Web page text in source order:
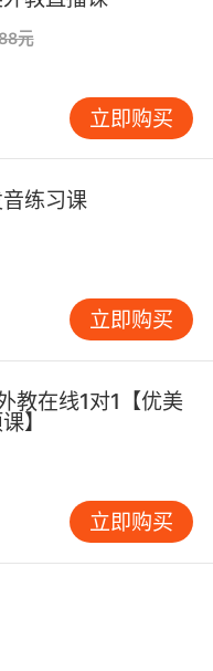
、提升综合素养 英
的综合素养具有重
课程，更是融合了
息收集与整理等多
言运用方面，学生
达自己的观点和想
英语语法基础、丰
力。为了制作出高
注重英语语言的规
的英语表达。例
时，学生们会仔细
生动的英语来描述
打磨有助于提高他
也是英语手抄报设
需要运用色彩、线
的视觉效果。在这
艺术创造力得到了
择适合主题的色彩
图案，使手抄报既
如，在制作关于环
元
立即购买
练习课
立即购买
教在线1对1【优美
】
立即购买